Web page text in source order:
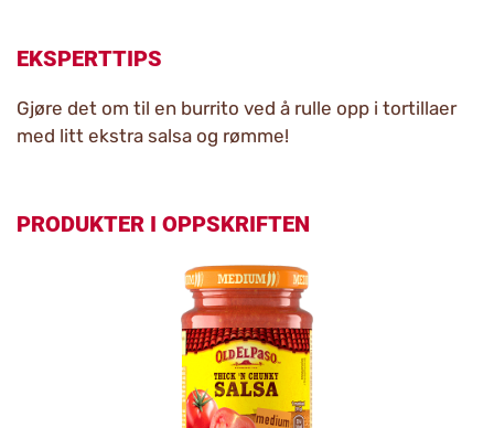
EKSPERTTIPS
Gjøre det om til en burrito ved å rulle opp i tortillaer
med litt ekstra salsa og rømme!
PRODUKTER I OPPSKRIFTEN